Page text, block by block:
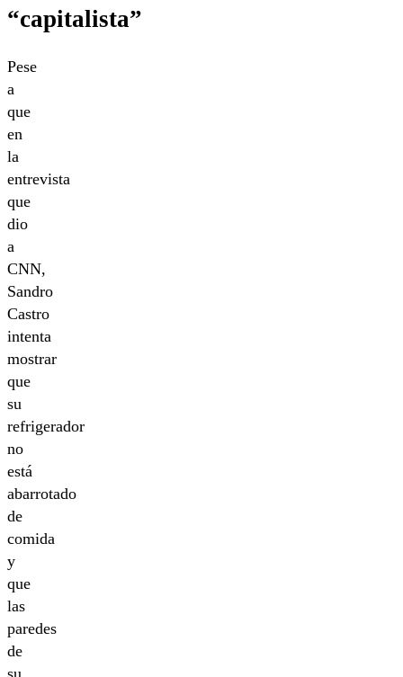
“capitalista”
Pese
a
que
en
la
entrevista
que
dio
a
CNN,
Sandro
Castro
intenta
mostrar
que
su
refrigerador
no
está
abarrotado
de
comida
y
que
las
paredes
de